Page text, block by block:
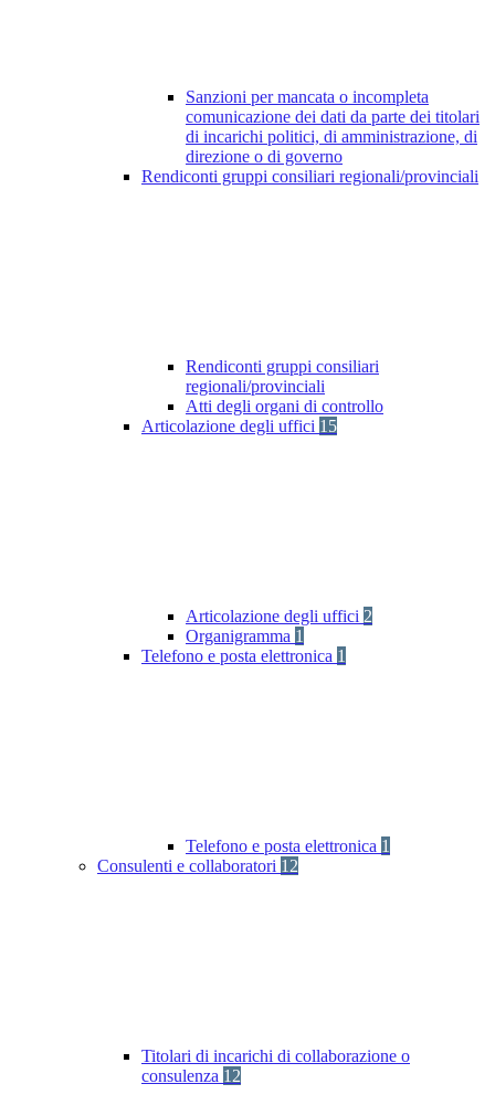
Sanzioni per mancata o incompleta
comunicazione dei dati da parte dei titolari
di incarichi politici, di amministrazione, di
direzione o di governo
Rendiconti gruppi consiliari regionali/provinciali
Rendiconti gruppi consiliari
regionali/provinciali
Atti degli organi di controllo
Articolazione degli uffici 15
Articolazione degli uffici 2
Organigramma 1
Telefono e posta elettronica 1
Telefono e posta elettronica 1
Consulenti e collaboratori 12
Titolari di incarichi di collaborazione o
consulenza 12